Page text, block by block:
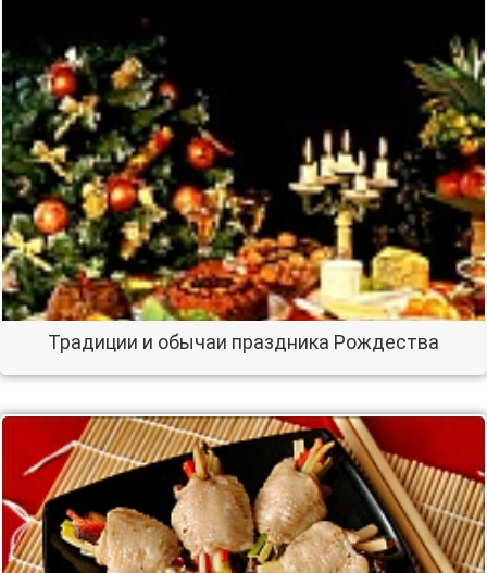
Традиции и обычаи праздника Рождества